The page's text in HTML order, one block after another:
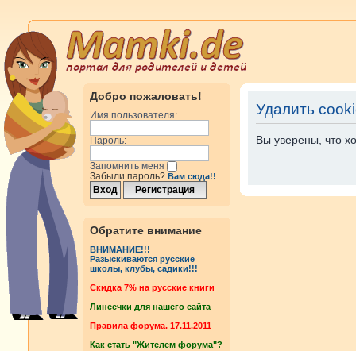
Добро пожаловать!
Имя пользователя:
Пароль:
Запомнить меня
Забыли пароль? Вам сюда!!
Обратите внимание
ВНИМАНИЕ!!!
Разыскиваются русские
школы, клубы, садики!!!
Cкидка 7% на русские книги
Линеечки для нашего сайта
Правила форума. 17.11.2011
Как стать "Жителем форума"?
Удалить
Вы уверены, что